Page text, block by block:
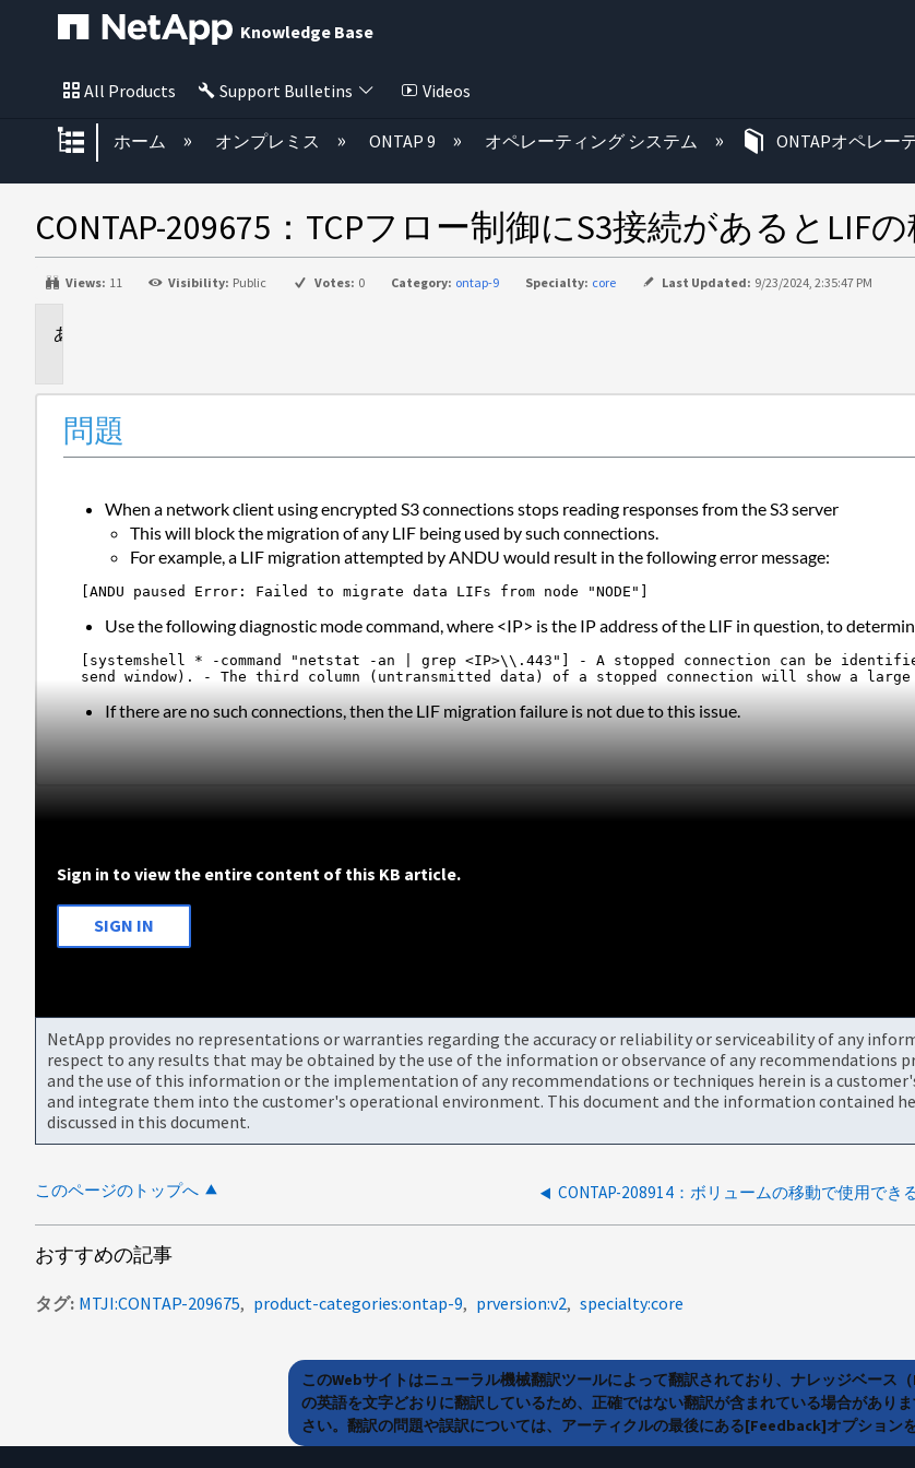
Knowledge Base
All Products Support Bulletins Videos
グローバル階層を展開/折りたたむ
ホーム オンプレミス ONTAP 9 オペレーティング システム ONTAPオペレー
CONTAP-209675：TCPフロー制御にS3接続があるとLIF
Views: 11 Visibility: Public Votes: 0 Category: ontap-9 Specialty: core Last Updated: 9/23/2024, 2:35:47 PM
問題
When a network client using encrypted S3 connections stops reading responses from the S3 server
This will block the migration of any LIF being used by such connections.
For example, a LIF migration attempted by ANDU would result in the following error message:
[ANDU paused Error: Failed to migrate data LIFs from node "NODE"]
Use the following diagnostic mode command, where <IP> is the IP address of the LIF in question, to
[systemshell * -command "netstat -an | grep <IP>\\.443"] - A stopped connection can be
send window). - The third column (untransmitted data) of a stopped connection will show a large
If there are no such connections, then the LIF migration failure is not due to this issue.
Sign in to view the entire content of this KB article.
SIGN IN
NetApp provides no representations or warranties regarding the accuracy or reliability or serviceability of any
respect to any results that may be obtained by the use of the information or observance of any recommendations
and the use of this information or the implementation of any recommendations or techniques herein is a
and integrate them into the customer's operational environment. This document and the information contained
discussed in this document.
このページのトップへ
おすすめの記事
タグ MTJI:CONTAP-209675 product-categories:ontap-9 prversion:v2 specialty:core
このWebサイトはニューラル機械翻訳ツールによって翻訳されており、ナレッジベース
の英語を文字どおりに翻訳しているため、正確ではない翻訳が含まれている場合があり
さい。翻訳の問題や誤訳については、アーティクルの最後にある[Feedback]オプション